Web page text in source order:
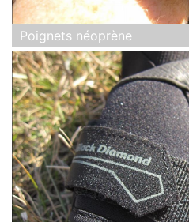
Poignets néoprène